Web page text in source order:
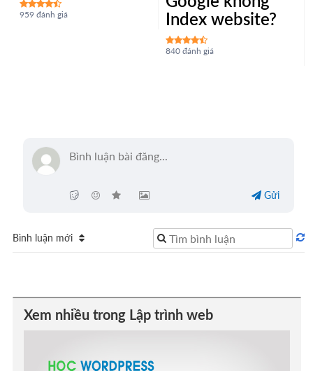
959 đánh giá
Index website?
840 đánh giá
Gửi
Bình luận mới
Xem nhiều trong Lập trình web